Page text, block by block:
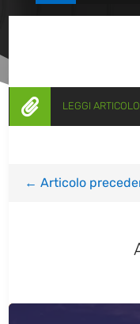
 LEGGI
←Articolo